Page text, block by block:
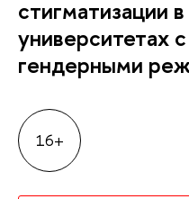
стигматизации
университетах
гендерными
16+